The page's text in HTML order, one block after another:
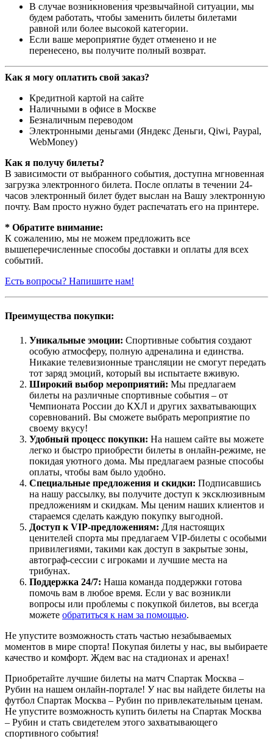
В случае возникновения чрезвычайной ситуации, мы
будем работать, чтобы заменить билеты билетами
равной или более высокой категории.
Если ваше мероприятие будет отменено и не
перенесено, вы получите полный возврат.
Как я могу оплатить свой заказ?
Кредитной картой на сайте
Наличными в офисе в Москве
Безналичным переводом
Электронными деньгами (Яндекс Деньги, Qiwi, Paypal,
WebMoney)
Как я получу билеты?
В зависимости от выбранного события, доступна мгновенная
загрузка электронного билета. После оплаты в течении 24-
часов электронный билет будет выслан на Вашу электронную
почту. Вам просто нужно будет распечатать его на принтере.
* Обратите внимание:
К сожалению, мы не можем предложить все
вышеперечисленные способы доставки и оплаты для всех
событий.
Есть вопросы? Напишите нам!
Преимущества покупки:
Уникальные эмоции: Спортивные события создают
особую атмосферу, полную адреналина и единства.
Никакие телевизионные трансляции не смогут передать
тот заряд эмоций, который вы испытаете вживую.
Широкий выбор мероприятий: Мы предлагаем
билеты на различные спортивные события – от
Чемпионата России до КХЛ и других захватывающих
соревнований. Вы сможете выбрать мероприятие по
своему вкусу!
Удобный процесс покупки: На нашем сайте вы можете
легко и быстро приобрести билеты в онлайн-режиме, не
покидая уютного дома. Мы предлагаем разные способы
оплаты, чтобы вам было удобно.
Специальные предложения и скидки: Подписавшись
на нашу рассылку, вы получите доступ к эксклюзивным
предложениям и скидкам. Мы ценим наших клиентов и
стараемся сделать каждую покупку выгодной.
Доступ к VIP-предложениям: Для настоящих
ценителей спорта мы предлагаем VIP-билеты с особыми
привилегиями, такими как доступ в закрытые зоны,
автограф-сессии с игроками и лучшие места на
трибунах.
Поддержка 24/7: Наша команда поддержки готова
помочь вам в любое время. Если у вас возникли
вопросы или проблемы с покупкой билетов, вы всегда
можете обратиться к нам за помощью.
Не упустите возможность стать частью незабываемых
моментов в мире спорта! Покупая билеты у нас, вы выбираете
качество и комфорт. Ждем вас на стадионах и аренах!
Приобретайте лучшие билеты на матч Спартак Москва –
Рубин на нашем онлайн-портале! У нас вы найдете билеты на
футбол Спартак Москва – Рубин по привлекательным ценам.
Не упустите возможность купить билеты на Спартак Москва
– Рубин и стать свидетелем этого захватывающего
спортивного события!